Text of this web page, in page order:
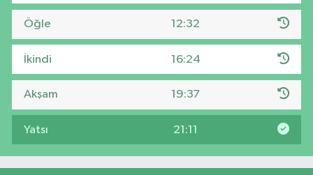
Öğle 12:32
İkindi 16:24
Akşam 19:37
Yatsı 21:11